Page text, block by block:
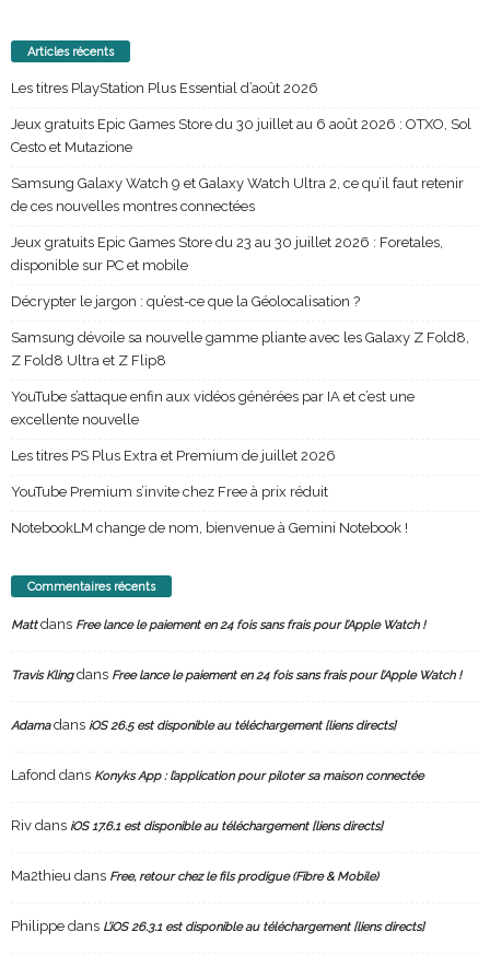
Articles récents
Les titres PlayStation Plus Essential d’août 2026
Jeux gratuits Epic Games Store du 30 juillet au 6 août 2026 : OTXO, Sol
Cesto et Mutazione
Samsung Galaxy Watch 9 et Galaxy Watch Ultra 2, ce qu’il faut retenir
de ces nouvelles montres connectées
Jeux gratuits Epic Games Store du 23 au 30 juillet 2026 : Foretales,
disponible sur PC et mobile
Décrypter le jargon : qu’est-ce que la Géolocalisation ?
Samsung dévoile sa nouvelle gamme pliante avec les Galaxy Z Fold8,
Z Fold8 Ultra et Z Flip8
YouTube s’attaque enfin aux vidéos générées par IA et c’est une
excellente nouvelle
Les titres PS Plus Extra et Premium de juillet 2026
YouTube Premium s’invite chez Free à prix réduit
NotebookLM change de nom, bienvenue à Gemini Notebook !
Commentaires récents
Mattdans Free lance le paiement en 24 fois sans frais pour l’Apple Watch !
Travis Klingdans Free lance le paiement en 24 fois sans frais pour l’Apple Watch !
Adamadans iOS 26.5 est disponible au téléchargement [liens directs]
Lafond dans Konyks App : l’application pour piloter sa maison connectée
Riv dans iOS 17.6.1 est disponible au téléchargement [liens directs]
Ma2thieu dans Free, retour chez le fils prodigue (Fibre & Mobile)
Philippe dans L’iOS 26.3.1 est disponible au téléchargement [liens directs]